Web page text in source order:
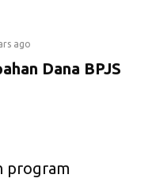
ago
Dana BPJS
program